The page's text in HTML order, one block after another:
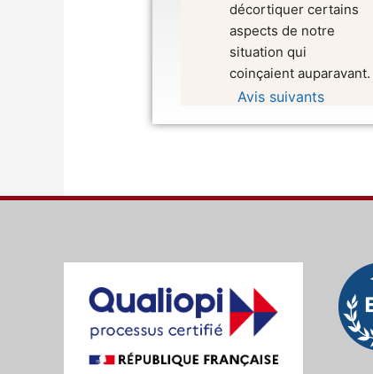
décortiquer certains
aspects de notre
situation qui
coinçaient auparavant.
Avis suivants